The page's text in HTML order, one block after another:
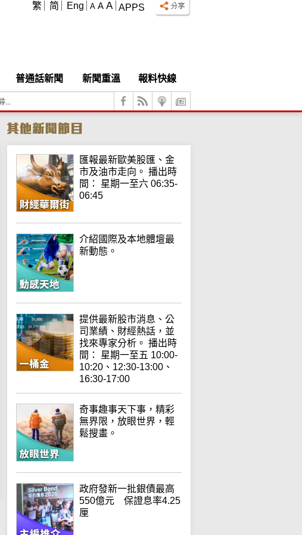
APPS
A A A
繁 简 Eng
普通話新聞 新聞重溫
報料快線
匯報最新歐美股匯、金
市及油市走向。 播出時
間： 星期一至六 06:35-
06:45
介紹國際及本地體壇最
新動態。
提供最新股市消息、公
司業績、財經熱話，並
找來專家分析。 播出時
間： 星期一至五 10:00-
10:20、12:30-13:00、
16:30-17:00
奇事趣事天下事，精彩
無界限，放眼世界，輕
鬆搜畫。
政府發新一批銀債最高
550億元 保證息率4.25
厘